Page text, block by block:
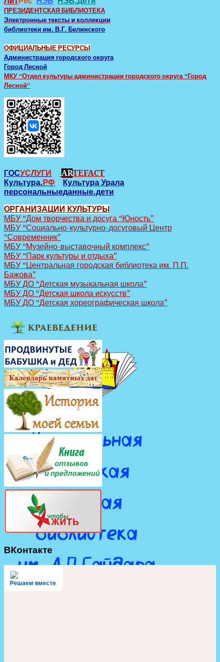
ПРЕЗИДЕНТСКАЯ БИБЛИОТЕКА
Электронные тексты и коллекции
библиотеки им. В.Г. Белинского
ОФИЦИАЛЬНЫЕ РЕСУРСЫ
Администрация городского округа
Город Лесной
МКУ “Отдел культуры администрации городского округа “Город
Лесной”
ГОСУСЛУГИ ARTEFACT
Культура.РФ
Культура Урала
персональныеданные.дети
ОРГАНИЗАЦИИ КУЛЬТУРЫ
МБУ “Дом творчества и досуга “Юность”
МБУ “Социально-культурно-досуговый Центр
“Современник”
МБУ “Музейно-выставочный комплекс”
МБУ “Парк культуры и отдыха”
МБУ “Центральная городская библиотека им. П.П.
Бажова”
МБУ ДО “Детская музыкальная школа”
МБУ ДО “Детская школа искусств”
МБУ ДО “Детская хореографическая школа”
ВКонтакте
Решаем вместе